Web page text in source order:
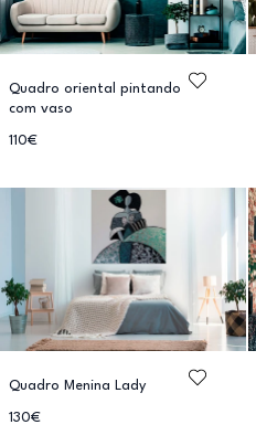
Quadro oriental pintando
com vaso
110€
Quadro Menina Lady
130€